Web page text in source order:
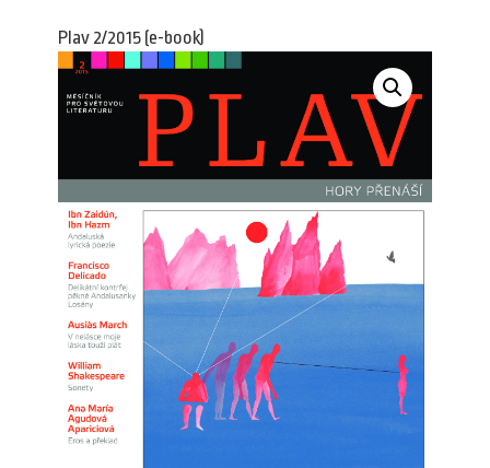
Plav 2/2015 (e-book)